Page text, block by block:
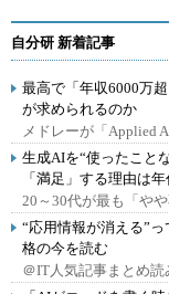
自分研 新着記事
最高で「年収6000万
が求められるのか
メドレーが「Applied
生成AIを“使ったこと
「満足」する理由は
20～30代が最も「や
“応用情報が消える”
格の今を読む
＠IT人気記事まとめ読